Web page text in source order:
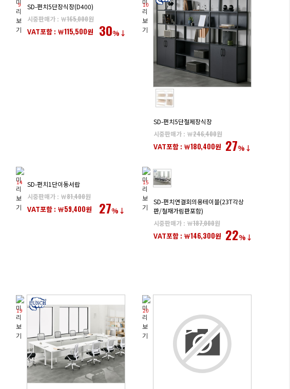
9
SD-펀치5단장식장(D400)
시중판매가 : ￦165,000원
VAT포함 : ￦115,500원 30%↓
10
SD-펀치5단철제장식장
시중판매가 : ￦246,400원
VAT포함 : ￦180,400원 27%↓
14 SD-펀치1단이동서랍
시중판매가 : ￦81,400원
VAT포함 : ￦59,400원 27%↓
15
SD-펀치연결회의용테이블(23T각상
판/철재가림판포함)
시중판매가 : ￦187,000원
VAT포함 : ￦146,300원 22%↓
19 20